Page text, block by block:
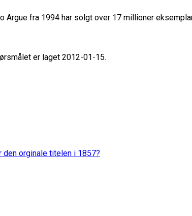
Argue fra 1994 har solgt over 17 millioner
er laget 2012-01-15.
den orginale titelen i 1857?